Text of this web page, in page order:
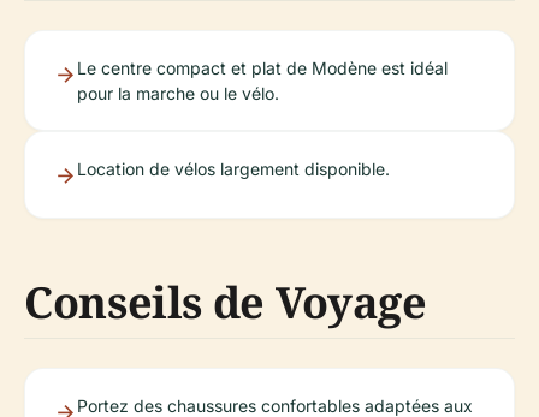
Le centre compact et plat de Modène est idéal
pour la marche ou le vélo.
Location de vélos largement disponible.
Conseils de Voyage
Portez des chaussures confortables adaptées aux